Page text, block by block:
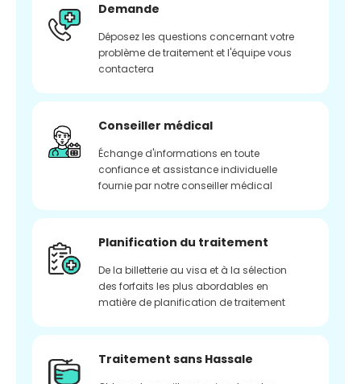
Demande
Déposez les questions concernant votre
problème de traitement et l'équipe vous
contactera
Conseiller médical
Échange d'informations en toute
confiance et assistance individuelle
fournie par notre conseiller médical
Planification du traitement
De la billetterie au visa et à la sélection
des forfaits les plus abordables en
matière de planification de traitement
Traitement sans Hassale